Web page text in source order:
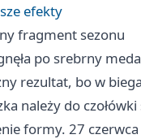
efekty
fragment sezonu
po srebrny
rezultat, bo w
należy do
formy. 27